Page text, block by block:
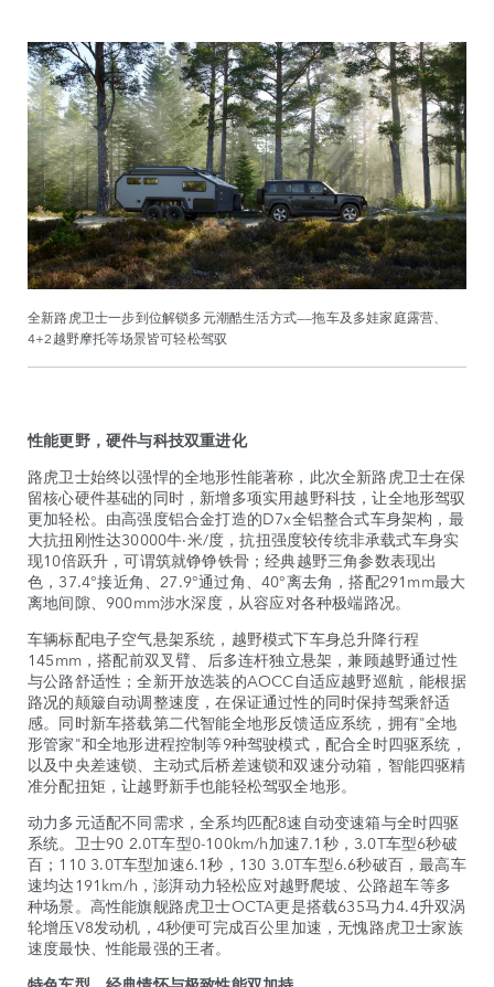
全新路虎卫士一步到位解锁多元潮酷生活方式——拖车及多娃家庭露营、
4+2越野摩托等场景皆可轻松驾驭
性能更野，硬件与科技双重进化
路虎卫士始终以强悍的全地形性能著称，此次全新路虎卫士在保
留核心硬件基础的同时，新增多项实用越野科技，让全地形驾驭
更加轻松。由高强度铝合金打造的D7x全铝整合式车身架构，最
大抗扭刚性达30000牛·米/度，抗扭强度较传统非承载式车身实
现10倍跃升，可谓筑就铮铮铁骨；经典越野三角参数表现出
色，37.4°接近角、27.9°通过角、40°离去角，搭配291mm最大
离地间隙、900mm涉水深度，从容应对各种极端路况。
车辆标配电子空气悬架系统，越野模式下车身总升降行程
145mm，搭配前双叉臂、后多连杆独立悬架，兼顾越野通过性
与公路舒适性；全新开放选装的AOCC自适应越野巡航，能根据
路况的颠簸自动调整速度，在保证通过性的同时保持驾乘舒适
感。同时新车搭载第二代智能全地形反馈适应系统，拥有"全地
形管家"和全地形进程控制等9种驾驶模式，配合全时四驱系统，
以及中央差速锁、主动式后桥差速锁和双速分动箱，智能四驱精
准分配扭矩，让越野新手也能轻松驾驭全地形。
动力多元适配不同需求，全系均匹配8速自动变速箱与全时四驱
系统。卫士90 2.0T车型0-100km/h加速7.1秒，3.0T车型6秒破
百；110 3.0T车型加速6.1秒，130 3.0T车型6.6秒破百，最高车
速均达191km/h，澎湃动力轻松应对越野爬坡、公路超车等多
种场景。高性能旗舰路虎卫士OCTA更是搭载635马力4.4升双涡
轮增压V8发动机，4秒便可完成百公里加速，无愧路虎卫士家族
速度最快、性能最强的王者。